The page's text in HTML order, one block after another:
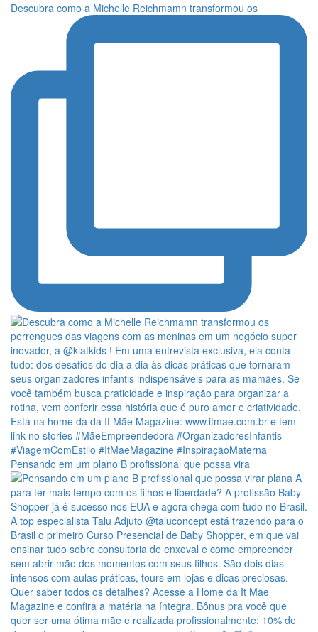
Descubra como a Michelle Reichmamn transformou os
Pensando em um plano B profissional que possa vira